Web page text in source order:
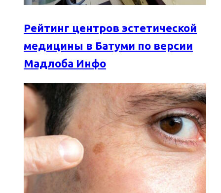
Рейтинг центров эстетической
медицины в Батуми по версии
Мадлоба Инфо